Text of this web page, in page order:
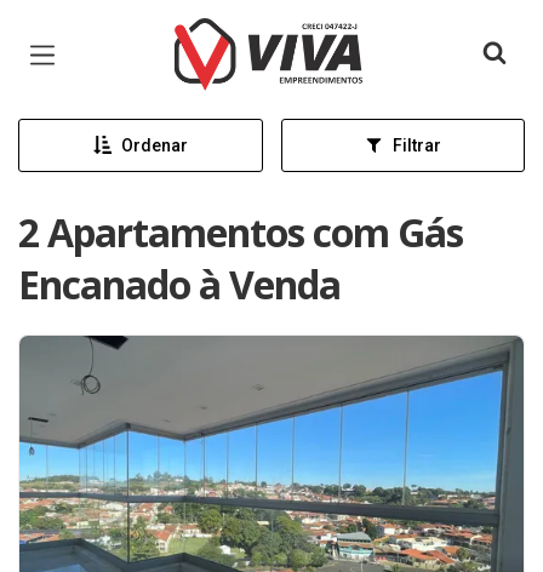
Página inicial
Ordenar Filtrar
2 Apartamentos com Gás
Encanado à Venda